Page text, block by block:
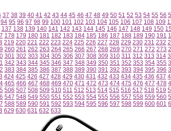
37 38 39 40 41 42 43 44 45 46 47 48 49 50 51 52 53 54 55 56
94 95 96 97 98 99 100 101 102 103 104 105 106 107 108 109
137 138 139 140 141 142 143 144 145 146 147 148 149 150
178 179 180 181 182 183 184 185 186 187 188 189 190 191
219 220 221 222 223 224 225 226 227 228 229 230 231 232
260 261 262 263 264 265 266 267 268 269 270 271 272 273
301 302 303 304 305 306 307 308 309 310 311 312 313 314
342 343 344 345 346 347 348 349 350 351 352 353 354 355
383 384 385 386 387 388 389 390 391 392 393 394 395 396
424 425 426 427 428 429 430 431 432 433 434 435 436 437
465 466 467 468 469 470 471 472 473 474 475 476 477 478
506 507 508 509 510 511 512 513 514 515 516 517 518 519
547 548 549 550 551 552 553 554 555 556 557 558 559 560
588 589 590 591 592 593 594 595 596 597 598 599 600 601
629 630 631 632 633